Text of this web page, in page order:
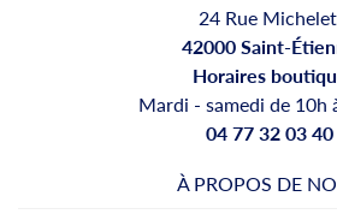
24 Rue
42000 Saint-
Horaires
Mardi - samedi de 10h
04 77 32 03 40
À PROPOS DE